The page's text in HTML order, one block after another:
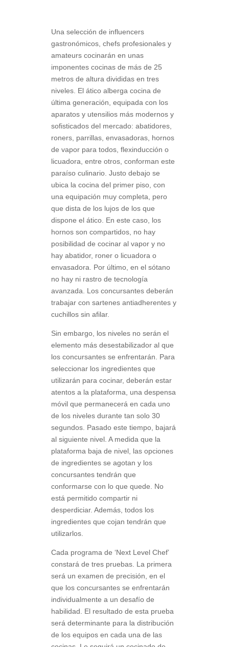
Una selección de influencers
gastronómicos, chefs profesionales y
amateurs cocinarán en unas
imponentes cocinas de más de 25
metros de altura divididas en tres
niveles. El ático alberga cocina de
última generación, equipada con los
aparatos y utensilios más modernos y
sofisticados del mercado: abatidores,
roners, parrillas, envasadoras, hornos
de vapor para todos, flexinducción o
licuadora, entre otros, conforman este
paraíso culinario. Justo debajo se
ubica la cocina del primer piso, con
una equipación muy completa, pero
que dista de los lujos de los que
dispone el ático. En este caso, los
hornos son compartidos, no hay
posibilidad de cocinar al vapor y no
hay abatidor, roner o licuadora o
envasadora. Por último, en el sótano
no hay ni rastro de tecnología
avanzada. Los concursantes deberán
trabajar con sartenes antiadherentes y
cuchillos sin afilar.
Sin embargo, los niveles no serán el
elemento más desestabilizador al que
los concursantes se enfrentarán. Para
seleccionar los ingredientes que
utilizarán para cocinar, deberán estar
atentos a la plataforma, una despensa
móvil que permanecerá en cada uno
de los niveles durante tan solo 30
segundos. Pasado este tiempo, bajará
al siguiente nivel. A medida que la
plataforma baja de nivel, las opciones
de ingredientes se agotan y los
concursantes tendrán que
conformarse con lo que quede. No
está permitido compartir ni
desperdiciar. Además, todos los
ingredientes que cojan tendrán que
utilizarlos.
Cada programa de ‘Next Level Chef’
constará de tres pruebas. La primera
será un examen de precisión, en el
que los concursantes se enfrentarán
individualmente a un desafío de
habilidad. El resultado de esta prueba
será determinante para la distribución
de los equipos en cada una de las